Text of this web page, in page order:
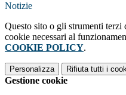
Notizie
Questo sito o gli strumenti
cookie necessari al
COOKIE POLICY.
Personalizza Rifiuta tutti i
Gestione cookie